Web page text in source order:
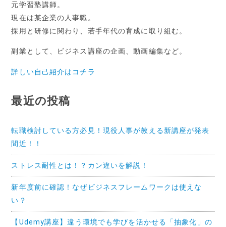
元学習塾講師。
現在は某企業の人事職。
採用と研修に関わり、若手年代の育成に取り組む。
副業として、ビジネス講座の企画、動画編集など。
詳しい自己紹介はコチラ
最近の投稿
転職検討している方必見！現役人事が教える新講座が発表
間近！！
ストレス耐性とは！？カン違いを解説！
新年度前に確認！なぜビジネスフレームワークは使えな
い？
【Udemy講座】違う環境でも学びを活かせる「抽象化」の